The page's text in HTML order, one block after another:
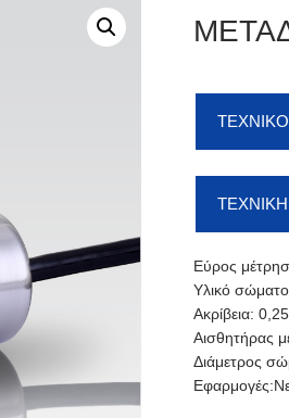
Εύρος
Υλικό
Ακρίβεια:
Αισθητήρας
Διάμετρος